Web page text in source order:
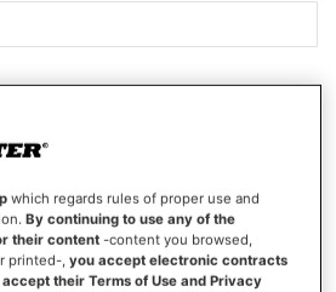
which regards rules of proper use and
By continuing to use any of the
their content -content you browsed,
printed-,you accept electronic contracts
their Terms of Use and Privacy